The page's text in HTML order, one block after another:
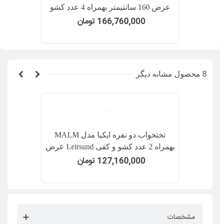
عرض 160 سانتیمتر بهمراه 4 عدد کشو
166,760,000 تومان
8 محصول مشابه دیگر
تختخواب دو نفره ایکیا مدل MALM
بهمراه 2 عدد کشو و کفی Leirsund عرض
160 سانتیمتر رنگ سفید
127,160,000 تومان
مشخصات